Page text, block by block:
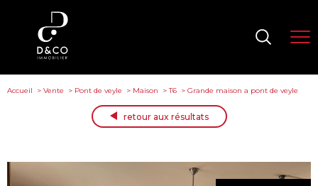
Accueil Vente Pont de veyle Maison T6 Grande maison a pont de veyle
retour aux résultats